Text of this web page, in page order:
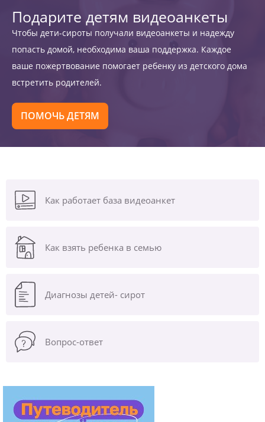
Подарите детям видеоанкеты
Чтобы дети-сироты получали видеоанкеты и надежду
попасть домой, необходима ваша поддержка. Каждое
ваше пожертвование помогает ребенку из детского дома
встретить родителей.
ПОМОЧЬ ДЕТЯМ
Как работает база видеоанкет
Как взять ребенка в семью
Диагнозы детей- сирот
Вопрос-ответ